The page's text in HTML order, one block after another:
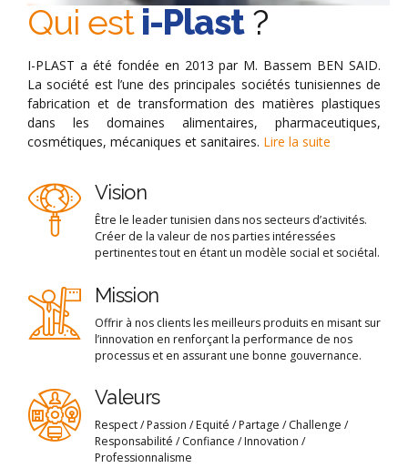
Qui est i-Plast?
I-PLAST a été fondée en 2013 par M. Bassem BEN SAID.
La société est l’une des principales sociétés tunisiennes de
fabrication et de transformation des matières plastiques
dans les domaines alimentaires, pharmaceutiques,
cosmétiques, mécaniques et sanitaires. Lire la suite
Vision
Être le leader tunisien dans nos secteurs d’activités.
Créer de la valeur de nos parties intéressées
pertinentes tout en étant un modèle social et sociétal.
Mission
Offrir à nos clients les meilleurs produits en misant sur
l’innovation en renforçant la performance de nos
processus et en assurant une bonne gouvernance.
Valeurs
Respect / Passion / Equité / Partage / Challenge /
Responsabilité / Confiance / Innovation /
Professionnalisme